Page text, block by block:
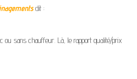
dit :
ou sans chauffeur. Là, le rapport qualité/prix